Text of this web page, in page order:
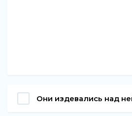
Они издевались над